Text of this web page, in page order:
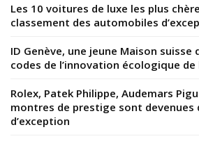
Les 10 voitures de luxe les plus
classement des automobiles
ID Genève, une jeune Maison suisse
codes de l’innovation écologique de
Rolex, Patek Philippe, Audemars
montres de prestige sont devenues
d’exception